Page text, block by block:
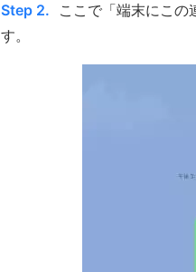
Step 2.
ここで「端末にこの
す。